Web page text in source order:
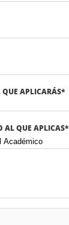
APLICARÁS*
AL QUE APLICAS*